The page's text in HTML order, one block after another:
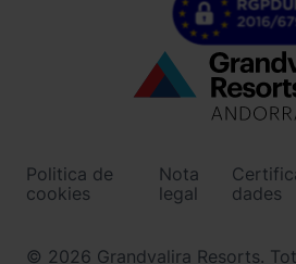
© 2026 Grandvalira Resorts.
-
ordinoarcalis.com
dades
Politica de
cookies
Nota
legal